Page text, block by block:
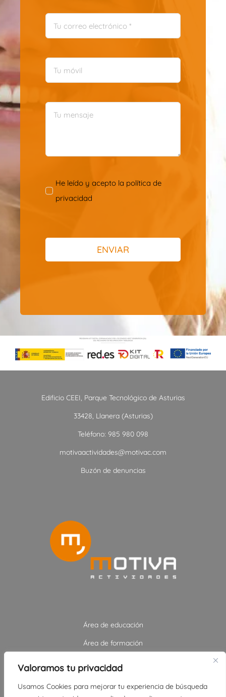
Valoramos tu privacidad
Usamos Cookies para mejorar tu experiencia de búsqueda
He leído y acepto la política de
privacidad
ENVIAR
Edificio CEEI, Parque Tecnológico de Asturias
33428, Llanera (Asturias)
Teléfono: 985 980 098
motivaactividades@motivac.com
Buzón de denuncias
Área de educación
Área de formación